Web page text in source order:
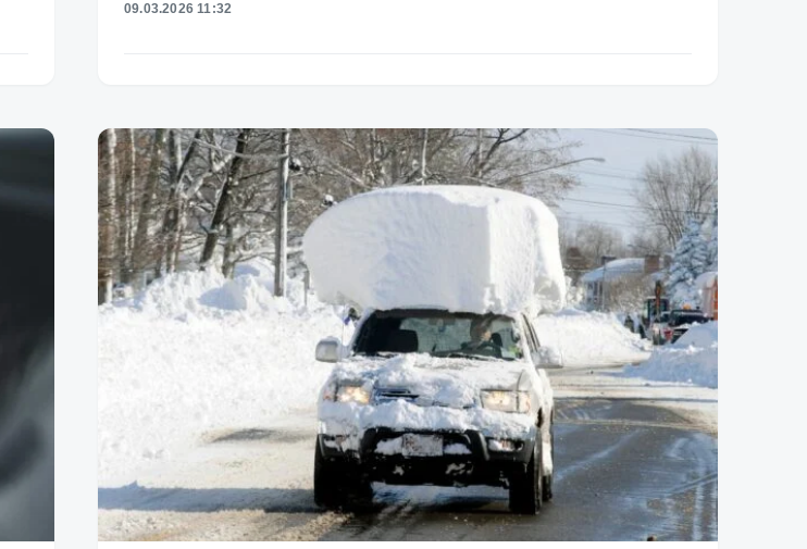
09.03.2026 11:32